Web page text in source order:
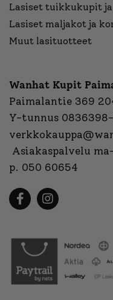
Lasiset tuikkukupit
Lasiset maljakot ja
Muut lasituotteet
Wanhat Kupit
Paimalantie 369
Y-tunnus 0836398-
Asiakaspalvelu
p. 050 60654